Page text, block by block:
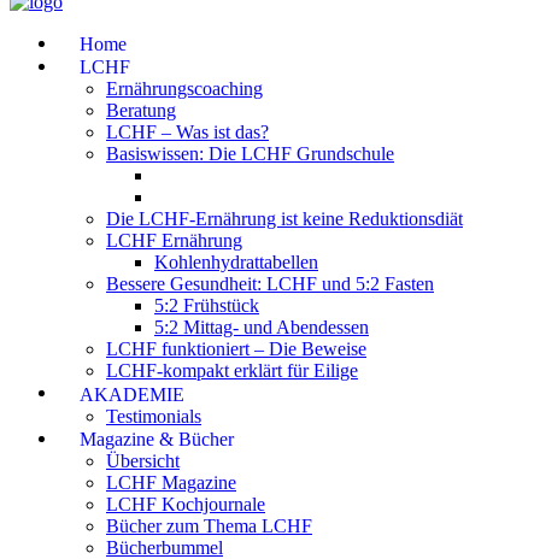
Home
LCHF
Ernährungscoaching
Beratung
LCHF – Was ist das?
Basiswissen: Die LCHF Grundschule
Die LCHF-Ernährung ist keine Reduktionsdiät
LCHF Ernährung
Kohlenhydrattabellen
Bessere Gesundheit: LCHF und 5:2 Fasten
5:2 Frühstück
5:2 Mittag- und Abendessen
LCHF funktioniert – Die Beweise
LCHF-kompakt erklärt für Eilige
AKADEMIE
Testimonials
Magazine & Bücher
Übersicht
LCHF Magazine
LCHF Kochjournale
Bücher zum Thema LCHF
Bücherbummel